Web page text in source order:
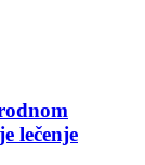
lečenje